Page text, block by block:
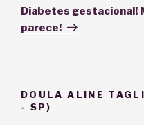
post
Diabetes gestacional!
parece!
DOULA ALINE
- SP)